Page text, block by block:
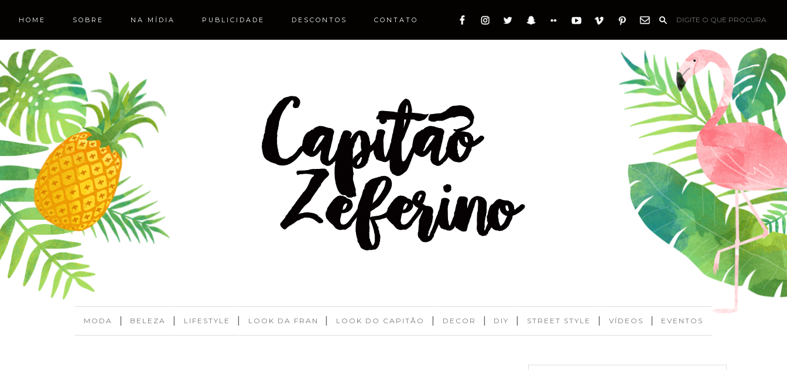
MODA | BELEZA | LIFESTYLE | LOOK DA FRAN | LOOK DO CAPITÃO | DECOR | DIY | STREET STYLE | VÍDEOS | EVENTOS
HOME SOBRE NA MÍDIA PUBLICIDADE DESCONTOS CONTATO